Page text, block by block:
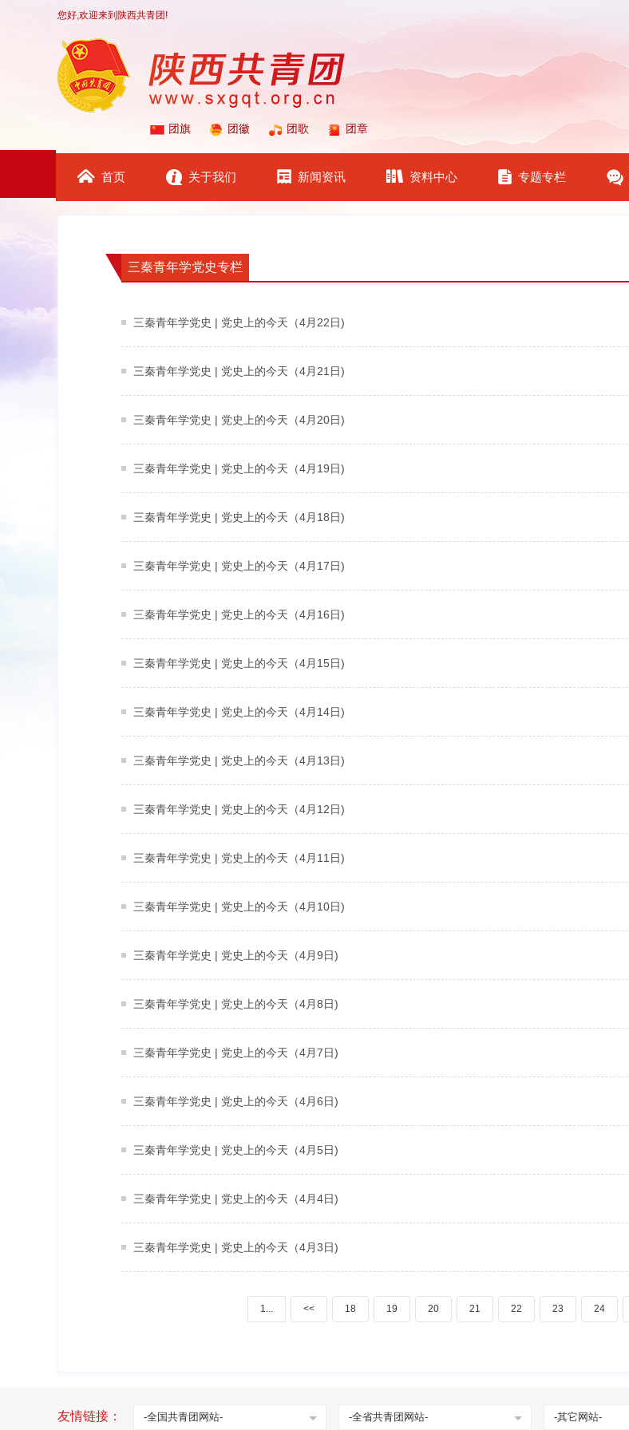
您好,欢迎来到陕西共青团!
团旗 团徽 团歌 团章
首页 关于我们 新闻资讯 资料中心 专题专栏
三秦青年学党史专栏
三秦青年学党史 | 党史上的今天（4月22日)
三秦青年学党史 | 党史上的今天（4月21日)
三秦青年学党史 | 党史上的今天（4月20日)
三秦青年学党史 | 党史上的今天（4月19日)
三秦青年学党史 | 党史上的今天（4月18日)
三秦青年学党史 | 党史上的今天（4月17日)
三秦青年学党史 | 党史上的今天（4月16日)
三秦青年学党史 | 党史上的今天（4月15日)
三秦青年学党史 | 党史上的今天（4月14日)
三秦青年学党史 | 党史上的今天（4月13日)
三秦青年学党史 | 党史上的今天（4月12日)
三秦青年学党史 | 党史上的今天（4月11日)
三秦青年学党史 | 党史上的今天（4月10日)
三秦青年学党史 | 党史上的今天（4月9日)
三秦青年学党史 | 党史上的今天（4月8日)
三秦青年学党史 | 党史上的今天（4月7日)
三秦青年学党史 | 党史上的今天（4月6日)
三秦青年学党史 | 党史上的今天（4月5日)
三秦青年学党史 | 党史上的今天（4月4日) ​
三秦青年学党史 | 党史上的今天（4月3日) ​
1... << 18 19 20 21 22 23 24
友情链接： -全国共青团网站- -全省共青团网站- -其它网站-